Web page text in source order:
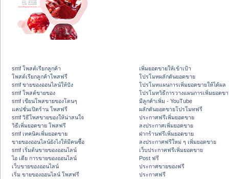
smf โพสต์เรียกลูกค้า
โพสต์เรียกลูกค้าโพสฟรี
smf ขายของออนไลน์ให้ปัง
smf โพสต์ขายของ
smf เขียนโพสขายของโดนๆ
แคปชั่นเปิดร้าน โพสฟรี
smf วิธีโพสขายของให้น่าสนใจ
วิธีเพิ่มยอดขาย โพสฟรี
smf เทคนิคเพิ่มยอดขาย
ขายของออนไลน์ยังไงให้มีคนซื้อ
smf เริ่มต้นขายของออนไลน์
ไอ เดีย การขายของออนไลน์
เว็บขายของออนไลน์
เริ่ม ขายของออนไลน์ โพสฟรี
เพิ่มยอดขายให้เข้าเป้า
โปรโมทผลักดันยอดขาย
โปรโมทแผนการเพิ่มยอดขายให้ได้ผล
โปรโมทวิธีการวางแผนการเพิ่มยอดข
มีลูกค้าเพิ่ม - YouTube
ผลักดันยอดขายโปรโมทฟรี
ประกาศฟรีเพิ่มยอดขาย
ลงประกาศเพิ่มยอดขาย
ฝากร้านฟรีเพิ่มยอดขาย
ลงประกาศฟรีใหม่ ๆ เพิ่มยอดขาย
เว็บประกาศฟรีเพิ่มยอดขาย
Post ฟรี
ประกาศขายของฟรี
ประกาศฟรี